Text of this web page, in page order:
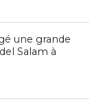
une grande
Salam à